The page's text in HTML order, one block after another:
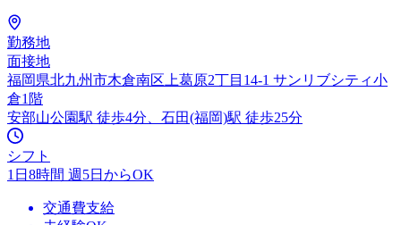
勤務地
面接地
福岡県北九州市木倉南区上葛原2丁目14-1 サンリブシティ小
倉1階
安部山公園駅 徒歩4分、石田(福岡)駅 徒歩25分
シフト
1日8時間 週5日からOK
交通費支給